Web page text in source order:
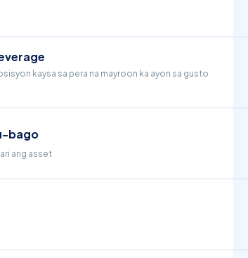
kaysa sa pera na mayroon ka ayon sa gusto
bago
ang asset